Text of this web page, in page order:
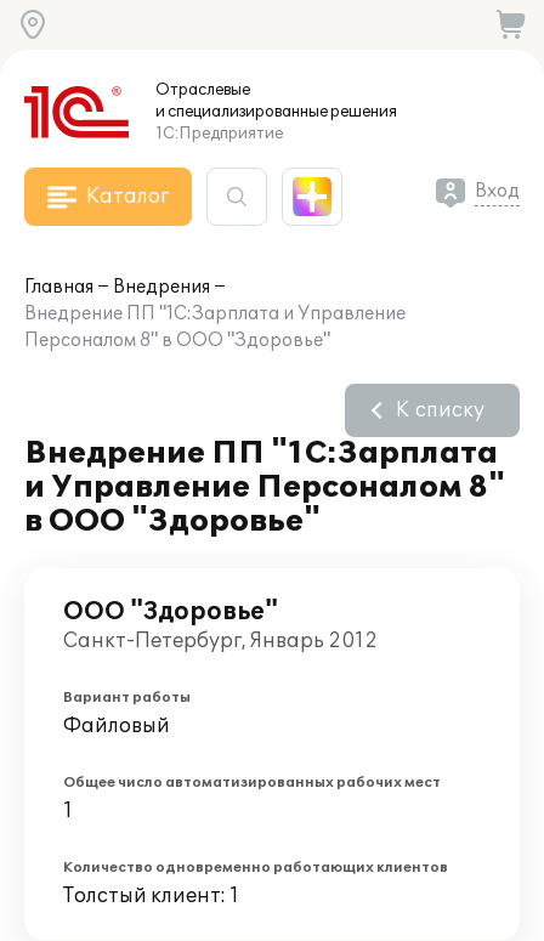
Отраслевые
и специализированныерешения
1С:Предприятие
Каталог Вход
Главная
Внедрения
Внедрение ПП "1С:Зарплата и Управление
Персоналом 8" в ООО "Здоровье"
Внедрение ПП "1С:Зарплата
и Управление Персоналом 8"
в ООО "Здоровье"
К списку
ООО "Здоровье"
Санкт-Петербург, Январь 2012
Вариант работы
Файловый
Общее число автоматизированных рабочих мест
1
Количество одновременно работающих клиентов
Толстый клиент: 1